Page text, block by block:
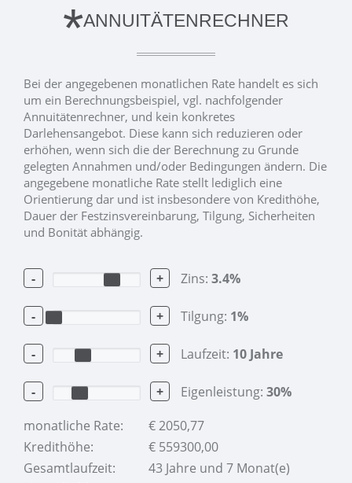
*ANNUITÄTENRECHNER
Bei der angegebenen monatlichen Rate handelt es sich
um ein Berechnungsbeispiel, vgl. nachfolgender
Annuitätenrechner, und kein konkretes
Darlehensangebot. Diese kann sich reduzieren oder
erhöhen, wenn sich die der Berechnung zu Grunde
gelegten Annahmen und/oder Bedingungen ändern. Die
angegebene monatliche Rate stellt lediglich eine
Orientierung dar und ist insbesondere von Kredithöhe,
Dauer der Festzinsvereinbarung, Tilgung, Sicherheiten
und Bonität abhängig.
- + Zins: 3.4%
- + Tilgung: 1%
- + Laufzeit: 10 Jahre
- + Eigenleistung: 30%
monatliche Rate:
€2050,77
Kredithöhe:
€ 559300,00
Gesamtlaufzeit:
43 Jahre und 7 Monat(e)